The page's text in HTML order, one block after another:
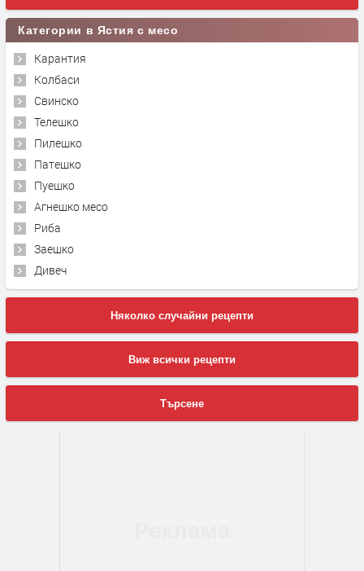
Категории в Ястия с месо
Карантия
Колбаси
Свинско
Телешко
Пилешко
Патешко
Пуешко
Агнешко месо
Риба
Заешко
Дивеч
Няколко случайни рецепти
Виж всички рецепти
Търсене